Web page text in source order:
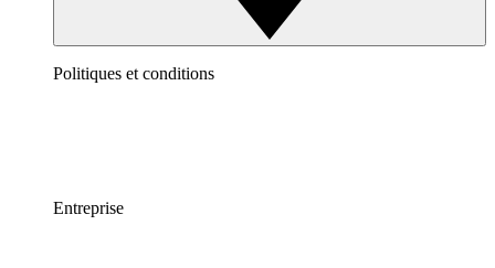
Politiques et conditions
Entreprise